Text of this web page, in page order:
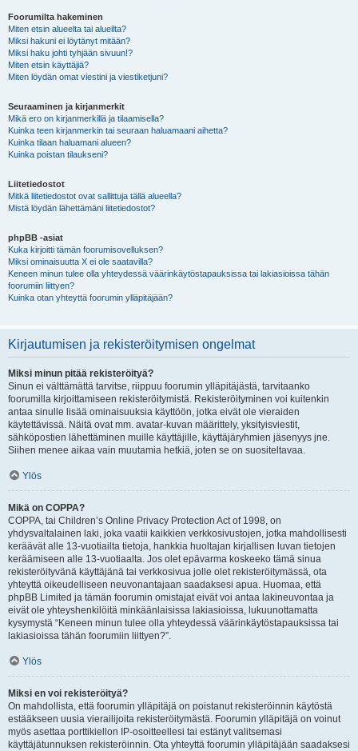
Foorumilta hakeminen
Miten etsin alueelta tai alueilta?
Miksi hakuni ei löytänyt mitään?
Miksi haku johti tyhjään sivuun!?
Miten etsin käyttäjiä?
Miten löydän omat viestini ja viestiketjuni?
Seuraaminen ja kirjanmerkit
Mikä ero on kirjanmerkillä ja tilaamisella?
Kuinka teen kirjanmerkin tai seuraan haluamaani aihetta?
Kuinka tilaan haluamani alueen?
Kuinka poistan tilaukseni?
Liitetiedostot
Mitkä liitetiedostot ovat sallittuja tällä alueella?
Mistä löydän lähettämäni liitetiedostot?
phpBB -asiat
Kuka kirjoitti tämän foorumisovelluksen?
Miksi ominaisuutta X ei ole saatavilla?
Keneen minun tulee olla yhteydessä väärinkäytöstapauksissa tai lakiasioissa tähän
foorumiin liittyen?
Kuinka otan yhteyttä foorumin ylläpitäjään?
Kirjautumisen ja rekisteröitymisen ongelmat
Miksi minun pitää rekisteröityä?
Sinun ei välttämättä tarvitse, riippuu foorumin ylläpitäjästä, tarvitaanko
foorumilla kirjoittamiseen rekisteröitymistä. Rekisteröityminen voi kuitenkin
antaa sinulle lisää ominaisuuksia käyttöön, jotka eivät ole vieraiden
käytettävissä. Näitä ovat mm. avatar-kuvan määrittely, yksityisviestit,
sähköpostien lähettäminen muille käyttäjille, käyttäjäryhmien jäsenyys jne.
Siihen menee aikaa vain muutamia hetkiä, joten se on suositeltavaa.
Ylös
Mikä on COPPA?
COPPA, tai Children’s Online Privacy Protection Act of 1998, on
yhdysvaltalainen laki, joka vaatii kaikkien verkkosivustojen, jotka mahdollisesti
keräävät alle 13-vuotiailta tietoja, hankkia huoltajan kirjallisen luvan tietojen
keräämiseen alle 13-vuotiaalta. Jos olet epävarma koskeeko tämä sinua
rekisteröityvänä käyttäjänä tai verkkosivua jolle olet rekisteröitymässä, ota
yhteyttä oikeudelliseen neuvonantajaan saadaksesi apua. Huomaa, että
phpBB Limited ja tämän foorumin omistajat eivät voi antaa lakineuvontaa ja
eivät ole yhteyshenkilöitä minkäänlaisissa lakiasioissa, lukuunottamatta
kysymystä “Keneen minun tulee olla yhteydessä väärinkäytöstapauksissa tai
lakiasioissa tähän foorumiin liittyen?”.
Ylös
Miksi en voi rekisteröityä?
On mahdollista, että foorumin ylläpitäjä on poistanut rekisteröinnin käytöstä
estääkseen uusia vierailijoita rekisteröitymästä. Foorumin ylläpitäjä on voinut
myös asettaa porttikiellon IP-osoitteellesi tai estänyt valitsemasi
käyttäjätunnuksen rekisteröinnin. Ota yhteyttä foorumin ylläpitäjään saadaksesi